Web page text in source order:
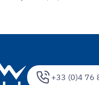
+33 (0)4 76